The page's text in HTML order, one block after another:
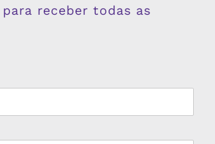
receber todas as